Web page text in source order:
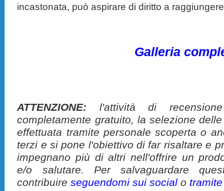
incastonata, può aspirare di diritto a
Galleria
ATTENZIONE: l'attività di
completamente gratuito, la selezione
effettuata tramite personale scoperta o
terzi e si pone l'obiettivo di far risaltare e
impegnano più di altri nell'offrire un
e/o salutare. Per salvaguardare
contribuireseguendomi sui social o